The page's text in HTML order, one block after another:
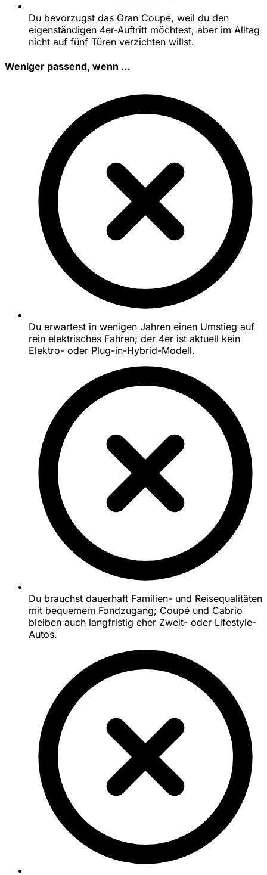
Du bevorzugst das Gran Coupé, weil du den
eigenständigen 4er-Auftritt möchtest, aber im Alltag
nicht auf fünf Türen verzichten willst.
Weniger passend, wenn …
Du erwartest in wenigen Jahren einen Umstieg auf
rein elektrisches Fahren; der 4er ist aktuell kein
Elektro- oder Plug-in-Hybrid-Modell.
Du brauchst dauerhaft Familien- und Reisequalitäten
mit bequemem Fondzugang; Coupé und Cabrio
bleiben auch langfristig eher Zweit- oder Lifestyle-
Autos.